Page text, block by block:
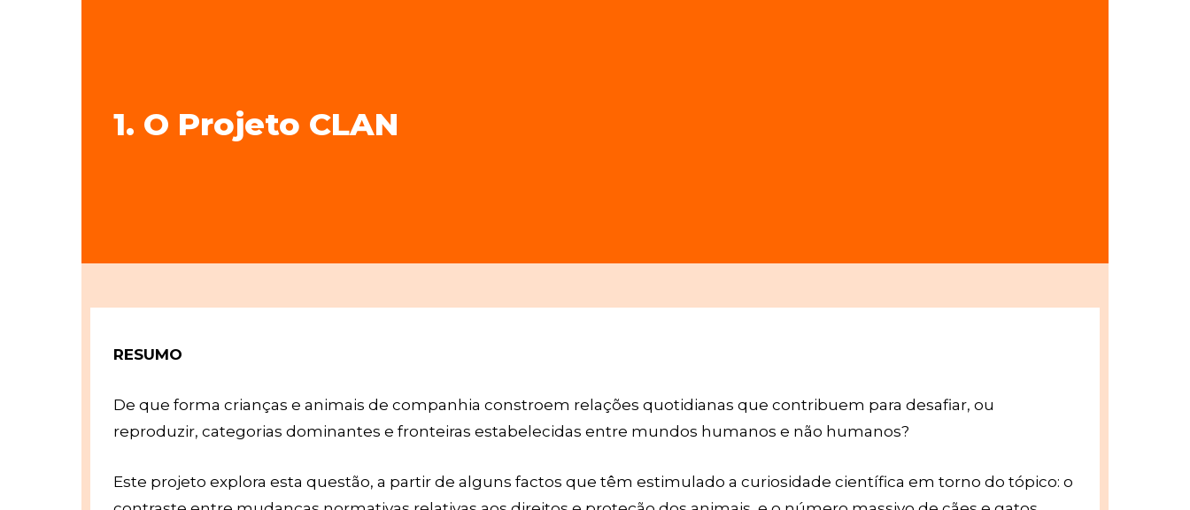
1. O Projeto CLAN
RESUMO
De que forma crianças e animais de companhia constroem relações quotidianas que contribuem para desafiar, ou
reproduzir, categorias dominantes e fronteiras estabelecidas entre mundos humanos e não humanos?
Este projeto explora esta questão, a partir de alguns factos que têm estimulado a curiosidade científica em torno do tópico: o